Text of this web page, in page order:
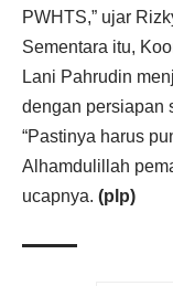
PWHTS,” ujar
Sementara itu,
Lani Pahrudin
dengan persiapan
“Pastinya harus
Alhamdulillah
ucapnya. (plp)